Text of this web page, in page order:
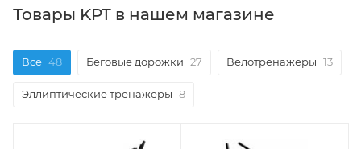
Товары KPT в нашем магазине
Все 48 Беговые дорожки 27 Велотренажеры 13
Эллиптические тренажеры 8